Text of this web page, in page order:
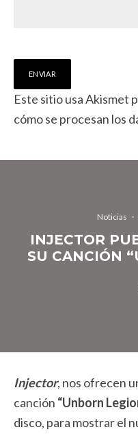
Este sitio usa Akismet
cómo se procesan los
Noticias ·
INJECTOR
SU CANCIÓN
Injector, nos ofrecen
canción “Unborn
disco, para mostrar el